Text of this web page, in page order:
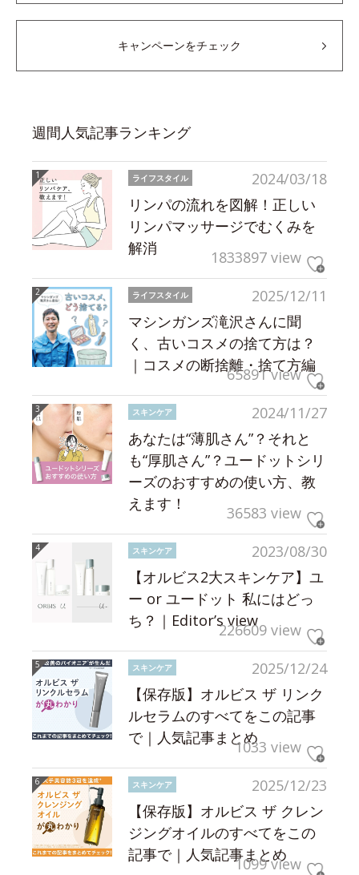
キャンペーンをチェック
週間人気記事ランキング
2024/03/18
ライフスタイル
リンパの流れを図解！正しい
リンパマッサージでむくみを
解消
1833897 view
2025/12/11
ライフスタイル
マシンガンズ滝沢さんに聞
く、古いコスメの捨て方は？
｜コスメの断捨離・捨て方編
65891 view
2024/11/27
スキンケア
あなたは“薄肌さん”？それと
も“厚肌さん”？ユードットシリ
ーズのおすすめの使い方、教
えます！
36583 view
2023/08/30
スキンケア
【オルビス2大スキンケア】ユ
ー or ユードット 私にはどっ
ち？｜Editor’s view226609 view
2025/12/24
スキンケア
【保存版】オルビス ザ リンク
ルセラムのすべてをこの記事
で｜人気記事まとめ1033 view
2025/12/23
スキンケア
【保存版】オルビス ザ クレン
ジングオイルのすべてをこの
記事で｜人気記事まとめ
1099 view